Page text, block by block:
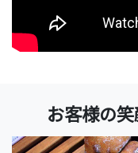
お客様の